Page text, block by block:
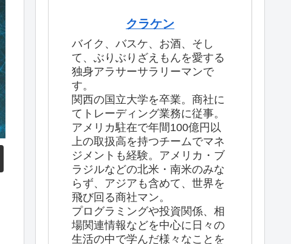
クラケン
バイク、バスケ、お酒、そし
て、ぶりぶりざえもんを愛する
独身アラサーサラリーマンで
す。
関西の国立大学を卒業。商社に
てトレーディング業務に従事。
アメリカ駐在で年間100億円以
上の取扱高を持つチームでマネ
ジメントも経験。アメリカ・ブ
ラジルなどの北米・南米のみな
らず、アジアも含めて、世界を
飛び回る商社マン。
プログラミングや投資関係、相
場関連情報などを中心に日々の
生活の中で学んだ様々なことを